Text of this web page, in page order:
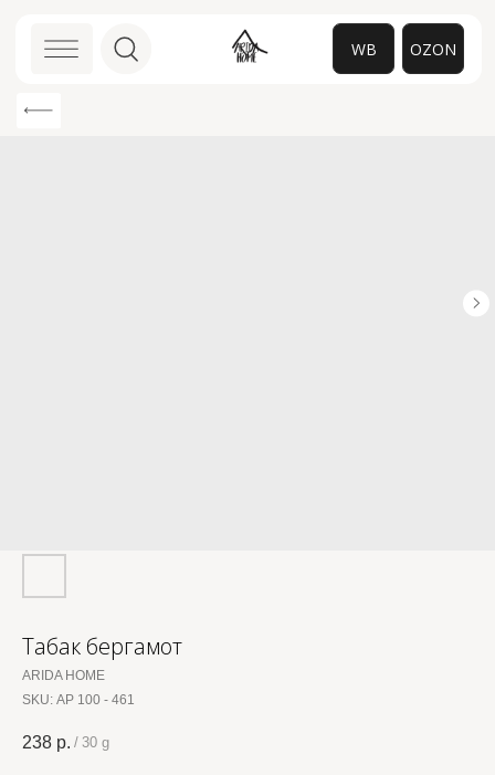
WB
Табак бергамот
ARIDA HOME
SKU: АР 100 - 461
238 р. / 30 g